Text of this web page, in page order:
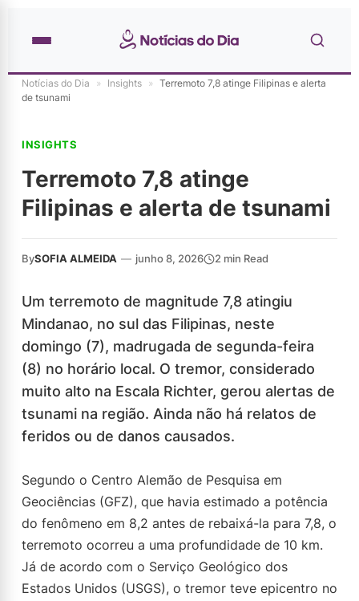
Notícias do Dia » Insights » Terremoto 7,8 atinge Filipinas e alerta
de tsunami
INSIGHTS
Terremoto 7,8 atinge
Filipinas e alerta de tsunami
BySOFIA ALMEIDA — junho 8, 2026 2 min Read
Um terremoto de magnitude 7,8 atingiu
Mindanao, no sul das Filipinas, neste
domingo (7), madrugada de segunda-feira
(8) no horário local. O tremor, considerado
muito alto na Escala Richter, gerou alertas de
tsunami na região. Ainda não há relatos de
feridos ou de danos causados.
Segundo o Centro Alemão de Pesquisa em
Geociências (GFZ), que havia estimado a potência
do fenômeno em 8,2 antes de rebaixá-la para 7,8, o
terremoto ocorreu a uma profundidade de 10 km.
Já de acordo com o Serviço Geológico dos
Estados Unidos (USGS), o tremor teve epicentro no